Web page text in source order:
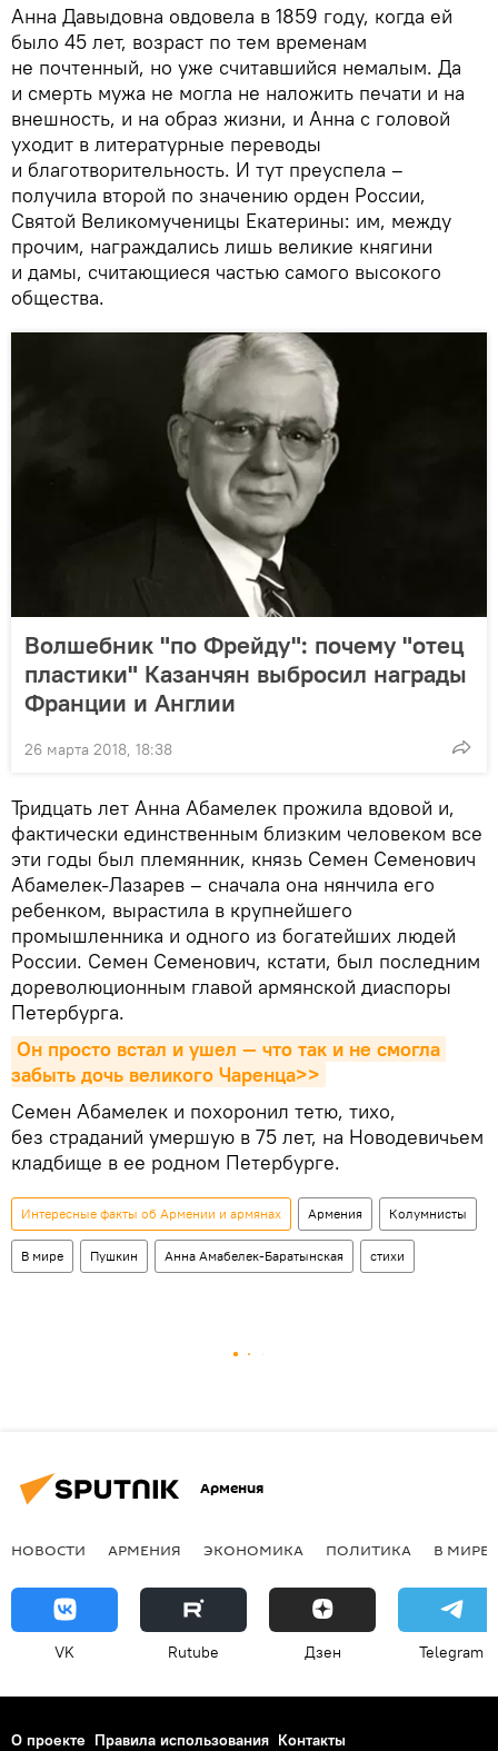
Анна Давыдовна овдовела в 1859 году, когда ей
было 45 лет, возраст по тем временам
не почтенный, но уже считавшийся немалым. Да
и смерть мужа не могла не наложить печати и на
внешность, и на образ жизни, и Анна с головой
уходит в литературные переводы
и благотворительность. И тут преуспела –
получила второй по значению орден России,
Святой Великомученицы Екатерины: им, между
прочим, награждались лишь великие княгини
и дамы, считающиеся частью самого высокого
общества.
Волшебник "по Фрейду": почему "отец
пластики" Казанчян выбросил награды
Франции и Англии
26 марта 2018, 18:38
Тридцать лет Анна Абамелек прожила вдовой и,
фактически единственным близким человеком все
эти годы был племянник, князь Семен Семенович
Абамелек-Лазарев – сначала она нянчила его
ребенком, вырастила в крупнейшего
промышленника и одного из богатейших людей
России. Семен Семенович, кстати, был последним
дореволюционным главой армянской диаспоры
Петербурга.
Он просто встал и ушел — что так и не смогла
забыть дочь великого Чаренца>>
Семен Абамелек и похоронил тетю, тихо,
без страданий умершую в 75 лет, на Новодевичьем
кладбище в ее родном Петербурге.
Интересные факты об Армении и армянах Армения Колумнисты
В мире Пушкин Анна Амабелек-Баратынская стихи
Армения
НОВОСТИ АРМЕНИЯ ЭКОНОМИКА ПОЛИТИКА В МИРЕ
VK Rutube Дзен Telegram
О проекте Правила использования Контакты